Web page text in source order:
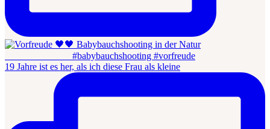
19 Jahre ist es her, als ich diese Frau als kleine